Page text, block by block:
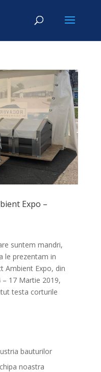
Expo –
suntem mandri,
le prezentam in
Ambient Expo, din
17 Martie 2019,
testa corturile
bauturilor
noastra